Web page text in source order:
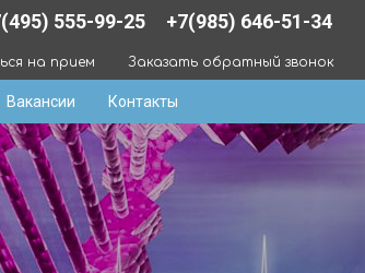
555-99-25 +7(985) 646-51-34
на прием Заказать обратный звонок
Вакансии Контакты